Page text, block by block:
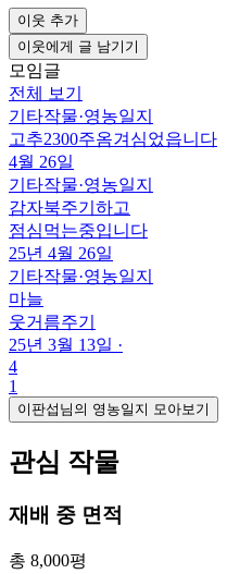
이웃 추가
이웃에게 글 남기기
모임글
전체 보기
기타작물·영농일지
고추2300주옴겨심었읍니다
4월 26일
기타작물·영농일지
감자북주기하고
점심먹는중입니다
25년 4월 26일
기타작물·영농일지
마늘
웃거름주기
25년 3월 13일 ·
4
1
이판섭님의 영농일지 모아보기
관심 작물
재배 중 면적
총 8,000평